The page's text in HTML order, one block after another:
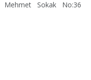
Mehmet Sokak No:36